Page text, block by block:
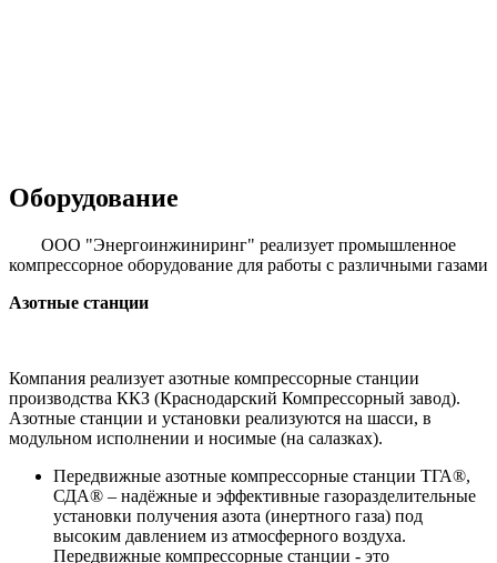
Оборудование
ООО "Энергоинжиниринг" реализует промышленное
компрессорное оборудование для работы с различными газами
Азотные станции
Компания реализует азотные компрессорные станции
производства ККЗ (Краснодарский Компрессорный завод).
Азотные станции и установки реализуются на шасси, в
модульном исполнении и носимые (на салазках).
Передвижные азотные компрессорные станции ТГА®,
СДА® – надёжные и эффективные газоразделительные
установки получения азота (инертного газа) под
высоким давлением из атмосферного воздуха.
Передвижные компрессорные станции - это